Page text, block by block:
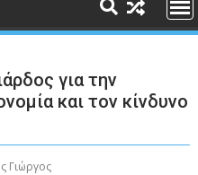
για την
και τον κίνδυνο
Γιώργος